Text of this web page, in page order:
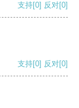
支持[0] 反对[0]
支持[0] 反对[0]